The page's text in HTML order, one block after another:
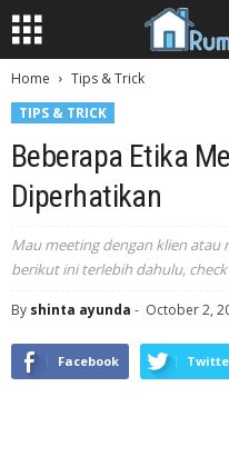
Home
Tips & Trick
TIPS & TRICK
Beberapa Etika
Diperhatikan
Mau meeting dengan klien atau
berikut ini terlebih dahulu,
By shinta ayunda - October 2,
Facebook